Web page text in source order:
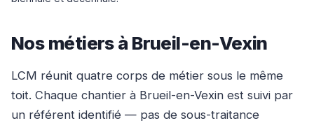
Nos métiers à Brueil-en-Vexin
LCM réunit quatre corps de métier sous le même
toit. Chaque chantier à Brueil-en-Vexin est suivi par
un référent identifié — pas de sous-traitance